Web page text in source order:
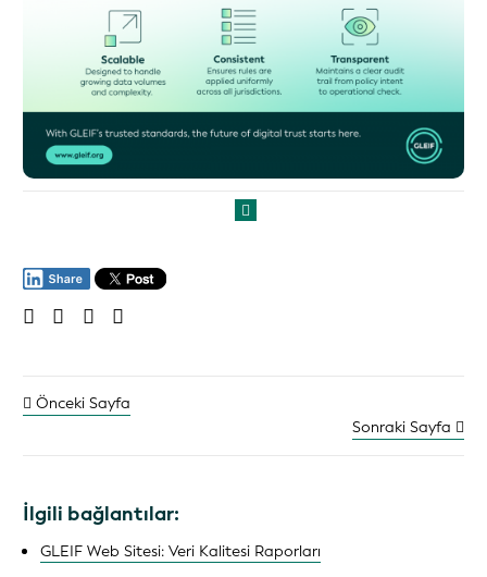
Önceki Sayfa
Sonraki Sayfa
İlgili bağlantılar:
GLEIF Web Sitesi: Veri Kalitesi Raporları